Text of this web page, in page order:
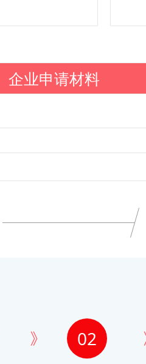
企业申请材料
02